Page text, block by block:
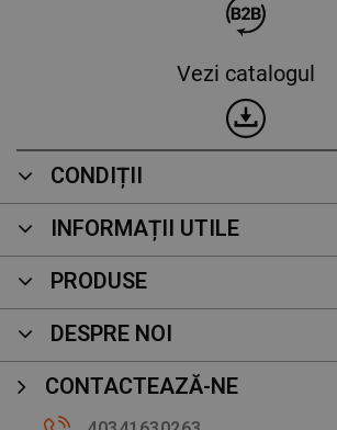
Vezi catalogul
CONDIȚII
INFORMAȚII UTILE
PRODUSE
DESPRE NOI
CONTACTEAZĂ-NE